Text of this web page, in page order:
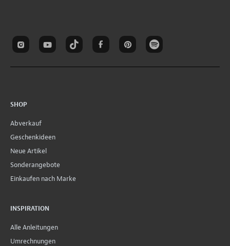
SHOP
Abverkauf
Geschenkideen
Neue Artikel
Sonderangebote
Einkaufen nach Marke
INSPIRATION
Alle Anleitungen
Umrechnungen